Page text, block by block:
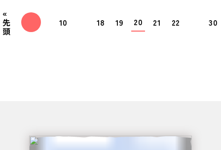
«
先
頭
10 18 19 20 21 22 30